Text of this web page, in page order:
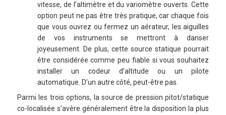
vitesse, de l’altimètre et du variomètre ouverts. Cette
option peut ne pas être très pratique, car chaque fois
que vous ouvrez ou fermez un aérateur, les aiguilles
de vos instruments se mettront à danser
joyeusement. De plus, cette source statique pourrait
être considérée comme peu fiable si vous souhaitez
installer un codeur d’altitude ou un pilote
automatique. D’un autre côté, peut-être pas.
Parmi les trois options, la source de pression pitot/statique
co-localisée s’avère généralement être la disposition la plus